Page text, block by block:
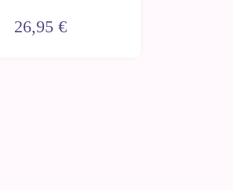
26,95 €